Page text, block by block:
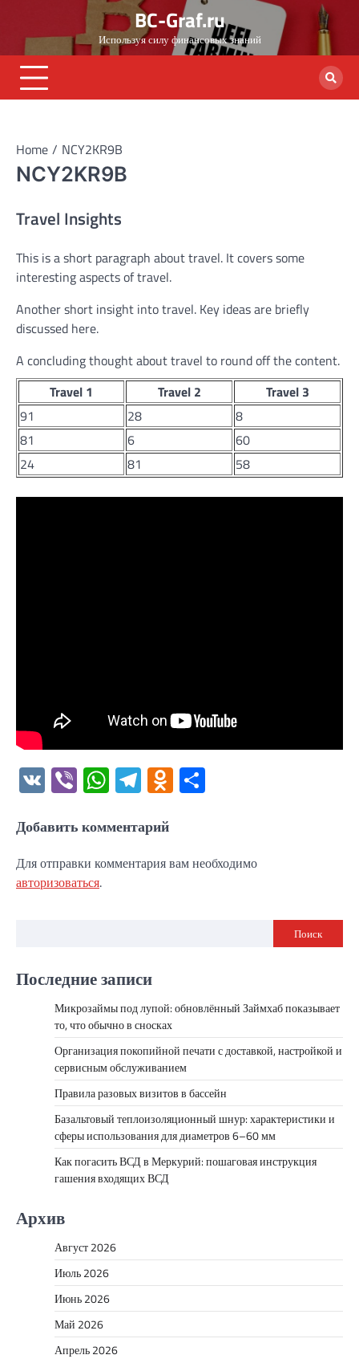
content
BC-Graf.ru
Используя силу финансовых знаний
Home NCY2KR9B
NCY2KR9B
Travel Insights
This is a short paragraph about travel. It covers some
interesting aspects of travel.
Another short insight into travel. Key ideas are briefly
discussed here.
A concluding thought about travel to round off the content.
Travel 1
Travel 2
Travel 3
91
28
8
81
6
60
24
81 58
VK ViberWhatsApp
Telegram
Odnoklassniki
Добавить комментарий
Для отправки комментария вам необходимо
авторизоваться.
Поиск
Последние записи
Микрозаймы под лупой: обновлённый Займхаб показывает
то, что обычно в сносках
Организация покопийной печати с доставкой, настройкой и
сервисным обслуживанием
Правила разовых визитов в бассейн
Базальтовый теплоизоляционный шнур: характеристики и
сферы использования для диаметров 6–60 мм
Как погасить ВСД в Меркурий: пошаговая инструкция
гашения входящих ВСД
Архив
Август 2026
Июль 2026
Июнь 2026
Май 2026
Апрель 2026